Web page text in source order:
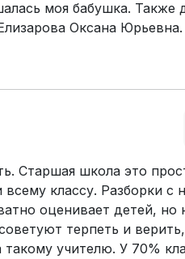
моя бабушка. Также
Оксана Юрьевна.
Старшая школа это
классу. Разборки с
оценивает детей, но
терпеть и
учителю. У 70%